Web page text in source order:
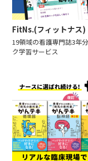
FitNs.(フィットナス)
19領域の看護専門誌3年
ク学習サービス